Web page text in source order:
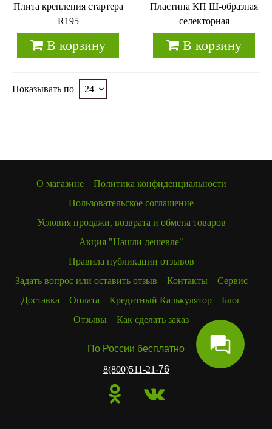
Плита крепления стартера
R195
В корзину
Пластина КП Ш-образная
селекторная
В корзину
Показывать по
О магазине
Политика конфиденциальности
Пользовательское соглашение
Условия продажи, возврата и обмена товаров
Акция "Нашли дешевле"
Правила публикации отзывов
Задать вопрос или оставить отзыв
Контакты
Сервис
Доставка
Оплата Кредитный Калькулятор
Блог
Отзывы
Как сделать заказ
По России бесплатно
8(800)511-21-76